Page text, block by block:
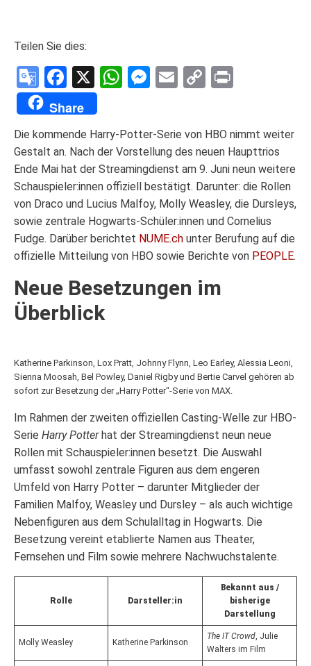
Teilen Sie dies:
Google
Translate
Facebook
X WhatsApp
Messenger
Email
Copy
Share
Die kommende Harry-Potter-Serie von HBO nimmt weiter
Gestalt an. Nach der Vorstellung des neuen Haupttrios
Ende Mai hat der Streamingdienst am 9. Juni neun weitere
Schauspieler:innen offiziell bestätigt. Darunter: die Rollen
von Draco und Lucius Malfoy, Molly Weasley, die Dursleys,
sowie zentrale Hogwarts-Schüler:innen und Cornelius
Fudge. Darüber berichtet NUME.ch unter Berufung auf die
offizielle Mitteilung von HBO sowie Berichte von PEOPLE.
Neue Besetzungen im
Überblick
Katherine Parkinson, Lox Pratt, Johnny Flynn, Leo Earley, Alessia Leoni,
Sienna Moosah, Bel Powley, Daniel Rigby und Bertie Carvel gehören ab
sofort zur Besetzung der „Harry Potter“-Serie von MAX.
Im Rahmen der zweiten offiziellen Casting-Welle zur HBO-
Serie Harry Potterhat der Streamingdienst neun neue
Rollen mit Schauspieler:innen besetzt. Die Auswahl
umfasst sowohl zentrale Figuren aus dem engeren
Umfeld von Harry Potter – darunter Mitglieder der
Familien Malfoy, Weasley und Dursley – als auch wichtige
Nebenfiguren aus dem Schulalltag in Hogwarts. Die
Besetzung vereint etablierte Namen aus Theater,
Fernsehen und Film sowie mehrere Nachwuchstalente.
Rolle Darsteller:in
Bekannt aus /
bisherige
Darstellung
Molly Weasley Katherine Parkinson
The IT Crowd, Julie
Walters im Film